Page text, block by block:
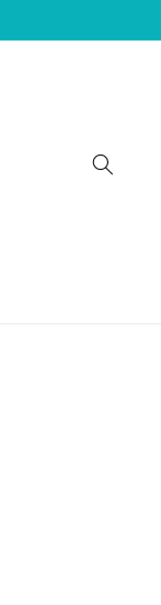
Inhalt